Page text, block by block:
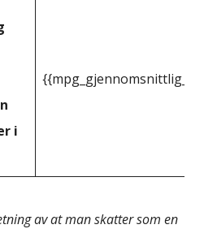
i
av at man skatter som en